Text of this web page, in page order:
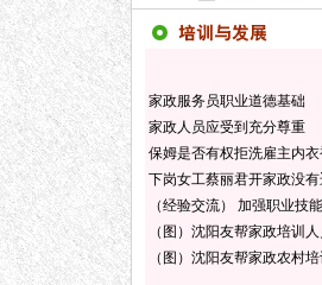
家政服务员职业道德基础
家政人员应受到充分尊重
保姆是否有权拒洗雇主内衣
下岗女工蔡丽君开家政没
（经验交流） 加强职业技
（图）沈阳友帮家政培训
（图）沈阳友帮家政农村